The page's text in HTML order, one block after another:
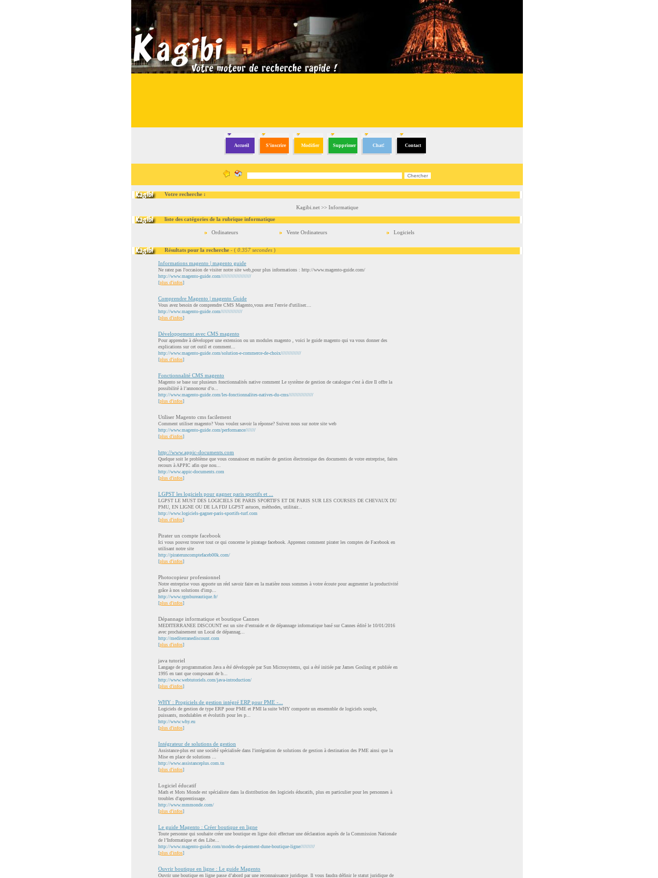
Accueil S'inscrire Modifier Supprimer Chat! Contact
Votre recherche :
Kagibi.net>> Informatique
liste des catégories de la rubrique informatique
Ordinateurs Vente Ordinateurs Logiciels
Résultats pour la recherche - ( 0.357 secondes )
Informations magento | magento guide
Ne ratez pas l'occasion de visiter notre site web,pour plus informations : http://www.magento-guide.com/
http://www.magento-guide.com/////////////////////
[plus d'infos]
Comprendre Magento | magento Guide
Vous avez besoin de comprendre CMS Magento,vous avez l'envie d'utiliser....
http://www.magento-guide.com///////////////
[plus d'infos]
Développement avec CMS magento
Pour apprendre à développer une extension ou un modules magento , voici le guide magento qui va vous donner des
explications sur cet outil et comment...
http://www.magento-guide.com/solution-e-commerce-de-choix//////////////
[plus d'infos]
Fonctionnalité CMS magento
Magento se base sur plusieurs fonctionnalités native comment Le système de gestion de catalogue c'est à dire Il offre la
possibilité à l’annonceur d’o...
http://www.magento-guide.com/les-fonctionnalites-natives-du-cms/////////////////
[plus d'infos]
Utiliser Magento cms facilement
Comment utiliser magento? Vous voulez savoir la réponse? Suivez nous sur notre site web
http://www.magento-guide.com/performance///////
[plus d'infos]
http://www.appic-documents.com
Quelque soit le problème que vous connaissez en matière de gestion électronique des documents de votre entreprise, faites
recours à APPIC afin que nou...
http://www.appic-documents.com
[plus d'infos]
LGPST les logiciels pour gagner paris sportifs et ...
LGPST LE MUST DES LOGICIELS DE PARIS SPORTIFS ET DE PARIS SUR LES COURSES DE CHEVAUX DU
PMU, EN LIGNE OU DE LA FDJ LGPST astuces, méthodes, utilitair...
http://www.logiciels-gagner-paris-sportifs-turf.com
[plus d'infos]
Pirater un compte facebook
Ici vous pouvez trouver tout ce qui concerne le piratage facebook. Apprenez comment pirater les comptes de Facebook en
utilisant notre site
http://pirateruncomptefaceb00k.com/
[plus d'infos]
Photocopieur professionnel
Notre entreprise vous apporte un réel savoir faire en la matière nous sommes à votre écoute pour augmenter la productivité
grâce à nos solutions d'imp...
http://www.rgmbureautique.fr/
[plus d'infos]
Dépannage informatique et boutique Cannes
MEDITERRANEE DISCOUNT est un site d’entraide et de dépannage informatique basé sur Cannes édité le 10/01/2016
avec prochainement un Local de dépannag...
http://mediterranediscount.com
[plus d'infos]
java tutoriel
Langage de programmation Java a été développée par Sun Microsystems, qui a été initiée par James Gosling et publiée en
1995 en tant que composant de b...
http://www.webtutoriels.com/java-introduction/
[plus d'infos]
WHY : Progiciels de gestion intégré ERP pour PME -...
Logiciels de gestion de type ERP pour PME et PMI la suite WHY comporte un ensemnble de logiciels souple,
puissants, modulables et évolutifs pour les p...
http://www.why.eu
[plus d'infos]
Intégrateur de solutions de gestion
Assistance-plus est une société spécialisée dans l'intégration de solutions de gestion à destination des PME ainsi que la
Mise en place de solutions ...
http://www.assistanceplus.com.tn
[plus d'infos]
Logiciel éducatif
Math et Mots Monde est spécialiste dans la distribution des logiciels éducatifs, plus en particulier pour les personnes à
troubles d'apprentissage.
http://www.mmmonde.com/
[plus d'infos]
Le guide Magento : Créer boutique en ligne
Toute personne qui souhaite créer une boutique en ligne doit effectuer une déclaration auprès de la Commission Nationale
de l’Informatique et des Libe...
http://www.magento-guide.com/modes-de-paiement-dune-boutique-ligne//////////
[plus d'infos]
Ouvrir boutique en ligne : Le guide Magento
Ouvrir une boutique en ligne passe d’abord par une reconnaissance juridique. Il vous faudra définir le statut juridique de